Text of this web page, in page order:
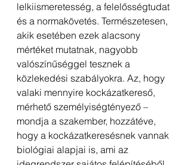
lelkiismeretesség, a felelősségtudat
és a normakövetés. Természetesen,
akik esetében ezek alacsony
mértéket mutatnak, nagyobb
valószínűséggel tesznek a
közlekedési szabályokra. Az, hogy
valaki mennyire kockázatkereső,
mérhető személyiségtényező –
mondja a szakember, hozzátéve,
hogy a kockázatkeresésnek vannak
biológiai alapjai is, ami az